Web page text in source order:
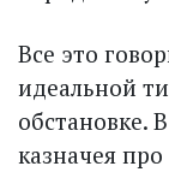
Все это
идеальной
обстановке.
казначея